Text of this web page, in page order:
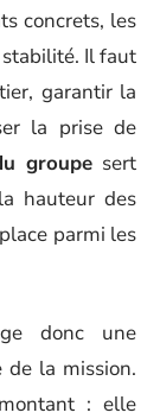
concrets, les
Il faut
garantir la
la prise de
groupe sert
hauteur des
parmi les
donc une
de la mission.
: elle